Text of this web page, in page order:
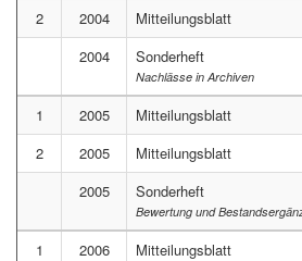
2
2004
Mitteilungsblatt
2004
Sonderheft
Nachlässe in Archiven
1 2005
Mitteilungsblatt
2
2005
Mitteilungsblatt
2005
Sonderheft
Bewertung und
1 2006
Mitteilungsblatt